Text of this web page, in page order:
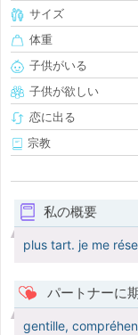
サイズ
体重
子供がいる
子供が欲しい
恋に出る
宗教
私の概要
plus tart. je me
パートナーに
gentille,